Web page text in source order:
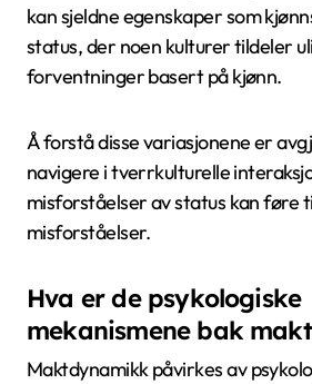
kan sjeldne egenskaper som
status, der noen kulturer tildeler
forventninger basert på kjønn.
Å forstå disse variasjonene er
navigere i tverrkulturelle
misforståelser av status kan føre
misforståelser.
Hva er de psykologiske
mekanismene bak
Maktdynamikk påvirkes av